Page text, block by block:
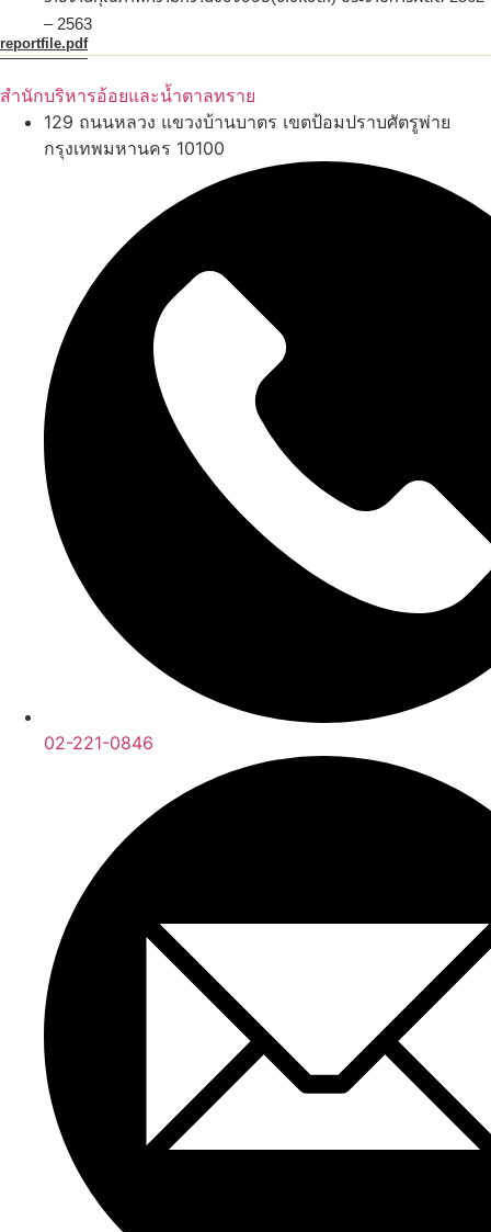
– 2563
reportfile.pdf
สำนักบริหารอ้อยและน้ำตาลทราย
129 ถนนหลวง แขวงบ้านบาตร เขตป้อมปราบศัตรูพ่าย
กรุงเทพมหานคร 10100
02-221-0846